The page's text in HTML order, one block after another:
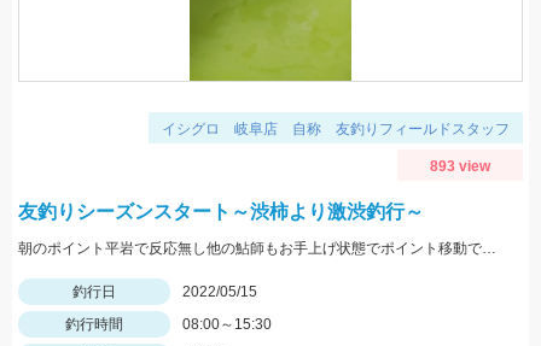
イシグロ 岐阜店 自称 友釣りフィールドスタッフ
893 view
友釣りシーズンスタート～渋柿より激渋釣行～
朝のポイント平岩で反応無し他の鮎師もお手上げ状態でポイント移動で角川橋上流に！瀬の中で５匹のみ追いも弱く渋い釣行でした
釣行日
2022/05/15
釣行時間
08:00～15:30